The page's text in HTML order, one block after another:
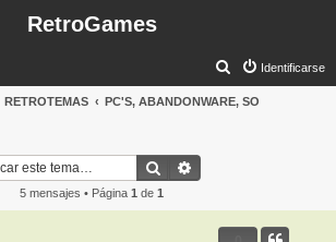
RetroGames
Identificarse
RETROTEMAS PC'S, ABANDONWARE, SO
Buscar
5 mensajes • Página 1 de 1